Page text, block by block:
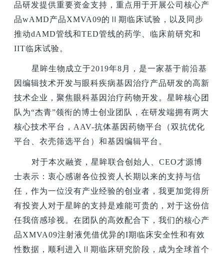
品研发提供重要资金支持，重点用于开展公司核心产
品wAMD产品XMVA09的Ⅱ期临床试验，以及同步
推动dAMD管线和TED管线的药学、临床前研究和
IIT临床试验。
星眸生物成立于2019年8月，是一家基于前沿基
因编辑技术开发与眼科疾病基因治疗产品研发的高新
技术企业，聚焦眼科基因治疗药物开发。星眸核心团
队为“杰青”领衔的博士创业团队，在研发端拥有两大
核心技术平台，AAV-抗体基因药物平台（双抗优化
平台、衣壳筛选平台）和基因编辑平台。
对于本次融资，星眸联合创始人、CEO才源博
士表示：衷心感谢各位投资人长期以来的支持与信
任，作为一位没有产业经验的创业者，我更加觉得所
有投资人对于星眸的支持是难能可贵的，对于这份信
任我倍感珍视。在团队的高效配合下，我们的核心产
品XMVA09注射液凭借优异的I期临床安全性和有效
性数据，顺利进入Ⅱ期临床研究阶段，成为全球首个